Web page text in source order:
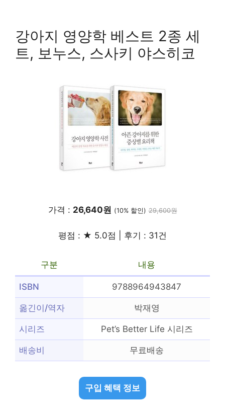
강아지 영양학 베스트 2종 세
트, 보누스, 스사키 야스히코
가격 : 26,640원 (10% 할인) 29,600원
평점 : ★ 5.0점 | 후기 : 31건
구분 내용
ISBN 9788964943847
옮긴이/역자 박재영
시리즈 Pet’s Better Life 시리즈
배송비 무료배송
구입 혜택 정보